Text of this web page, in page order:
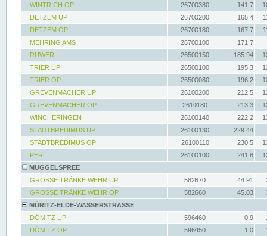
WINTRICH OP
26700380 141.7
DETZEM UP
26700200 165.4
DETZEM OP
26700180 167.7
MEHRING AMS
26700100
171.7
RUWER
26500150 185.94
TRIER UP
26500100 195.3
TRIER OP
26500080 196.2
GREVENMACHER UP
26100200 212.5
GREVENMACHER OP
2610180 213.3
WINCHERINGEN
26100140 222.2
STADTBREDIMUS UP
26100130
229.44
STADTBREDIMUS OP
26100110 230.5
PERL
26100100 241.8
MÜGGELSPREE
GROSSE TRÄNKE WEHR UP
582670 44.91
GROSSE TRÄNKE WEHR OP
582660 45.03
MÜRITZ-ELDE-WASSERSTRASSE
DÖMITZ UP
596460 0.9
DÖMITZ OP
596450 1.0